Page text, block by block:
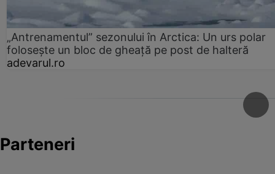
„Antrenamentul” sezonului în Arctica: Un urs polar
folosește un bloc de gheață pe post de halteră
adevarul.ro
Parteneri